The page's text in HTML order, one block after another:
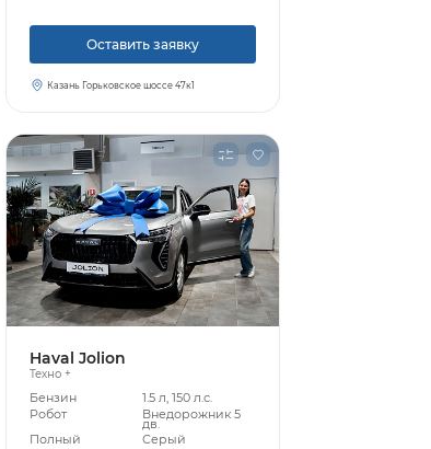
Оставить заявку
Казань Горьковское шоссе 47к1
Haval Jolion
Техно +
Бензин
1.5 л, 150 л.с.
Робот
Внедорожник 5
дв.
Полный
Серый